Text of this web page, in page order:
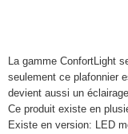
La gamme ConfortLight
seulement ce plafonnier
devient aussi un
Ce produit existe en
Existe en version: LED